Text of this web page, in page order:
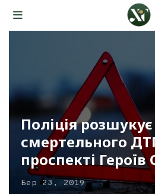
Поліція розшукує
смертельного
проспекті Героїв
Бер 23, 2019